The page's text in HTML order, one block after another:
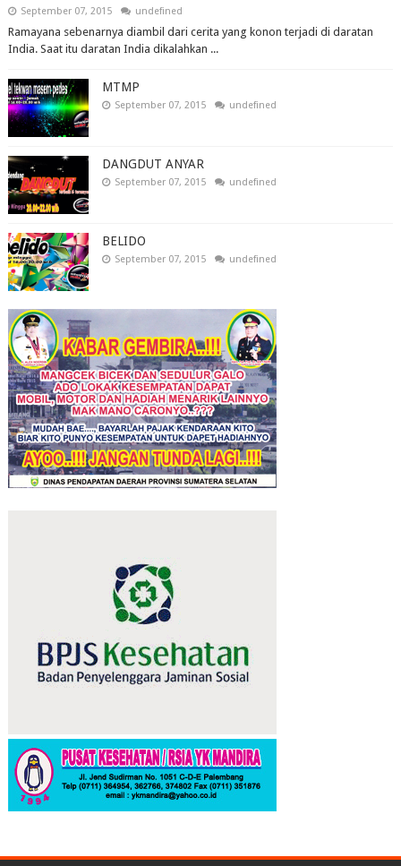
September 07, 2015 undefined
Ramayana sebenarnya diambil dari cerita yang konon terjadi di daratan
India. Saat itu daratan India dikalahkan ...
MTMP
September 07, 2015 undefined
DANGDUT ANYAR
September 07, 2015 undefined
BELIDO
September 07, 2015 undefined